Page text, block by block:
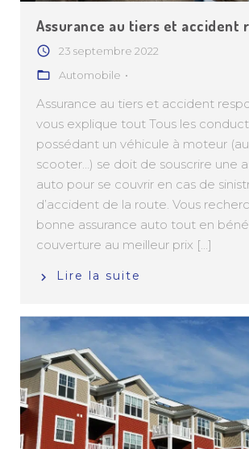
Assurance au tiers et accident
23 septembre 2022
Automobile
Assurance au tiers et accident
vous explique tout Tous les
possédant un véhicule à moteur
scooter…) se doit de souscrire une
auto pour se couvrir en cas de
d’accident de la route. Vous
bonne assurance auto tout en
couverture au meilleur prix [...]
Lire la suite